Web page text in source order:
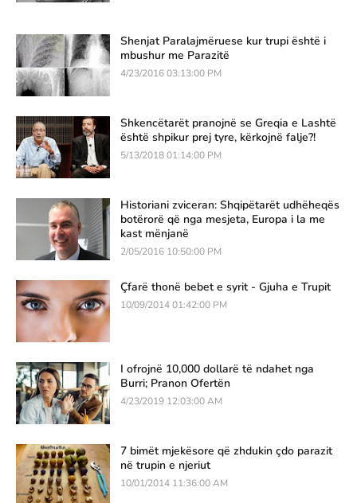
Shenjat Paralajmëruese kur trupi është i
mbushur me Parazitë
4/23/2016 03:13:00 PM
Shkencëtarët pranojnë se Greqia e Lashtë
është shpikur prej tyre, kërkojnë falje?!
5/13/2018 01:14:00 PM
Historiani zviceran: Shqipëtarët udhëheqës
botërorë që nga mesjeta, Europa i la me
kast mënjanë
2/05/2016 10:50:00 PM
Çfarë thonë bebet e syrit - Gjuha e Trupit
10/09/2014 01:42:00 PM
I ofrojnë 10,000 dollarë të ndahet nga
Burri; Pranon Ofertën
4/23/2019 12:03:00 AM
7 bimët mjekësore që zhdukin çdo parazit
në trupin e njeriut
10/01/2014 11:36:00 AM